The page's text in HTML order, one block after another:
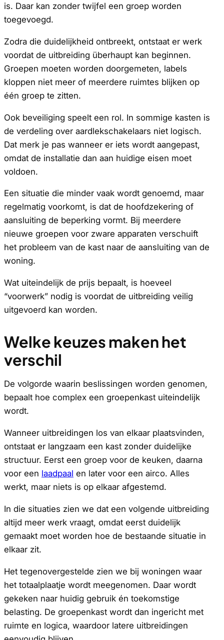
is. Daar kan zonder twijfel een groep worden
toegevoegd.
Zodra die duidelijkheid ontbreekt, ontstaat er werk
voordat de uitbreiding überhaupt kan beginnen.
Groepen moeten worden doorgemeten, labels
kloppen niet meer of meerdere ruimtes blijken op
één groep te zitten.
Ook beveiliging speelt een rol. In sommige kasten is
de verdeling over aardlekschakelaars niet logisch.
Dat merk je pas wanneer er iets wordt aangepast,
omdat de installatie dan aan huidige eisen moet
voldoen.
Een situatie die minder vaak wordt genoemd, maar
regelmatig voorkomt, is dat de hoofdzekering of
aansluiting de beperking vormt. Bij meerdere
nieuwe groepen voor zware apparaten verschuift
het probleem van de kast naar de aansluiting van de
woning.
Wat uiteindelijk de prijs bepaalt, is hoeveel
“voorwerk” nodig is voordat de uitbreiding veilig
uitgevoerd kan worden.
Welke keuzes maken het
verschil
De volgorde waarin beslissingen worden genomen,
bepaalt hoe complex een groepenkast uiteindelijk
wordt.
Wanneer uitbreidingen los van elkaar plaatsvinden,
ontstaat er langzaam een kast zonder duidelijke
structuur. Eerst een groep voor de keuken, daarna
voor een laadpaal en later voor een airco. Alles
werkt, maar niets is op elkaar afgestemd.
In die situaties zien we dat een volgende uitbreiding
altijd meer werk vraagt, omdat eerst duidelijk
gemaakt moet worden hoe de bestaande situatie in
elkaar zit.
Het tegenovergestelde zien we bij woningen waar
het totaalplaatje wordt meegenomen. Daar wordt
gekeken naar huidig gebruik én toekomstige
belasting. De groepenkast wordt dan ingericht met
ruimte en logica, waardoor latere uitbreidingen